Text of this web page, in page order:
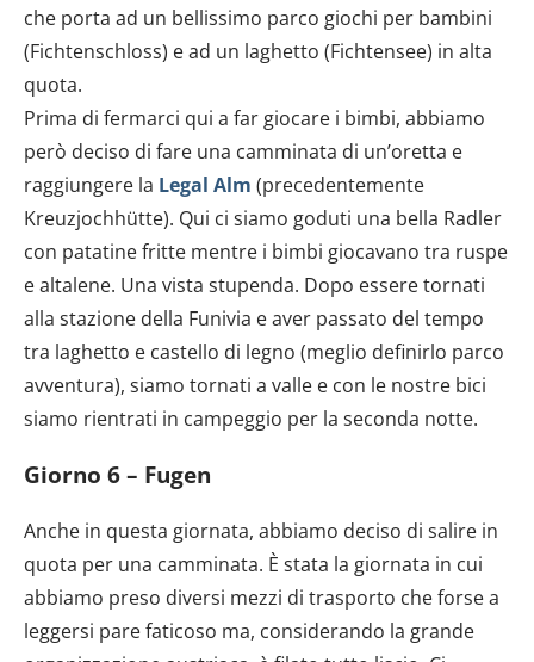
che porta ad un bellissimo parco giochi per bambini
(Fichtenschloss) e ad un laghetto (Fichtensee) in alta
quota.
Prima di fermarci qui a far giocare i bimbi, abbiamo
però deciso di fare una camminata di un’oretta e
raggiungere la Legal Alm (precedentemente
Kreuzjochhütte). Qui ci siamo goduti una bella Radler
con patatine fritte mentre i bimbi giocavano tra ruspe
e altalene. Una vista stupenda. Dopo essere tornati
alla stazione della Funivia e aver passato del tempo
tra laghetto e castello di legno (meglio definirlo parco
avventura), siamo tornati a valle e con le nostre bici
siamo rientrati in campeggio per la seconda notte.
Giorno 6 – Fugen
Anche in questa giornata, abbiamo deciso di salire in
quota per una camminata. È stata la giornata in cui
abbiamo preso diversi mezzi di trasporto che forse a
leggersi pare faticoso ma, considerando la grande